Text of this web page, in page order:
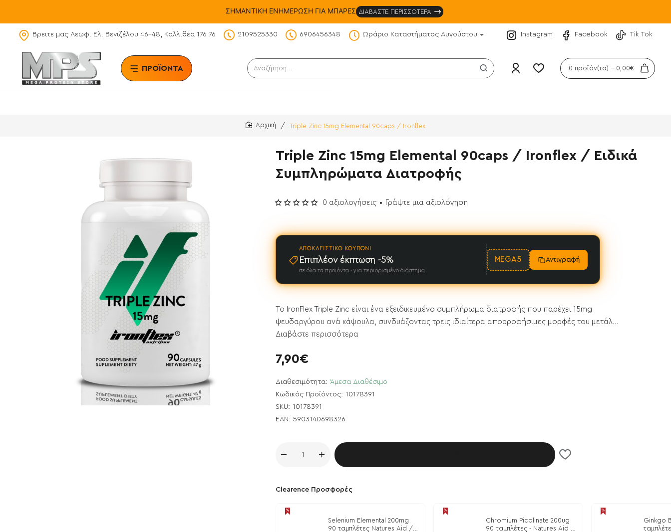
ΣΗΜΑΝΤΙΚΗ ΕΝΗΜΕΡΩΣΗ ΓΙΑ ΜΠΑΡΕΣ ΔΙΑΒΑΣΤΕ ΠΕΡΙΣΣΟΤΕΡΑ
Βρειτε μας Λεωφ. Ελ. Βενιζέλου 46-48, Καλλιθέα 176 76 2109525330 6906456348 Ωράριο Καταστήματος Αυγούστου Instagram Facebook Tik Tok
ΠΡΟΪΟΝΤΑ Αναζήτηση... 0 προϊόν(τα) - 0,00€
Triple Zinc 15mg Elemental 90caps / Ironflex
Triple Zinc 15mg Elemental 90caps / Ironflex / Ειδικά
Συμπληρώματα Διατροφής
ΑΠΟΚΛΕΙΣΤΙΚΌ ΚΟΥΠΌΝΙ
Επιπλέον έκπτωση -5%
σε όλα τα προϊόντα · για περιορισμένο διάστημα
MEGA5 Αντιγραφή
Το IronFlex Triple Zinc είναι ένα εξειδικευμένο συμπλήρωμα διατροφής που παρέχει 15mg
ψευδαργύρου ανά κάψουλα, συνδυάζοντας τρεις ιδιαίτερα απορροφήσιμες μορφές του μετάλ...
Διαβάστε περισσότερα
Διαθεσιμότητα: Άμεσα Διαθέσιμο
Κωδικός Προϊόντος: 10178391
SKU: 10178391
EAN: 5903140698326
0 αξιολογήσεις • Γράψτε μια αξιολόγηση
7,90€
Clearence Προσφορές
Selenium Elemental 200mg
90 ταμπλέτες Natures Aid /
Chromium Picolinate 200ug
90 ταμπλέτες - Natures Aid /
Ginkgo